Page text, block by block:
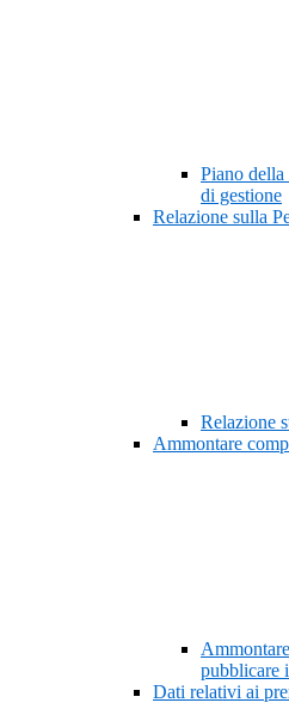
Piano della
di gestione
Relazione sulla
Relazione
Ammontare
pubblicare
Dati relativi ai